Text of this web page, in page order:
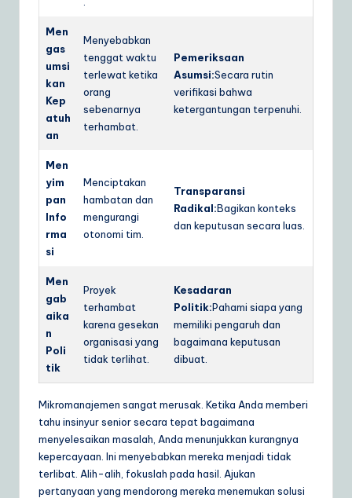
Men
gas
umsi
kan
Kep
atuh
an
Menyebabkan
tenggat waktu
terlewat ketika
orang
sebenarnya
terhambat.
Pemeriksaan
Asumsi:Secara rutin
verifikasi bahwa
ketergantungan terpenuhi.
Men
yim
pan
Info
rma
si
Menciptakan
hambatan dan
mengurangi
otonomi tim.
Transparansi
Radikal:Bagikan konteks
dan keputusan secara luas.
Men
gab
aika
n
Poli
tik
Proyek
terhambat
karena gesekan
organisasi yang
tidak terlihat.
Kesadaran
Politik:Pahami siapa yang
memiliki pengaruh dan
bagaimana keputusan
dibuat.
Mikromanajemen sangat merusak. Ketika Anda memberi
tahu insinyur senior secara tepat bagaimana
menyelesaikan masalah, Anda menunjukkan kurangnya
kepercayaan. Ini menyebabkan mereka menjadi tidak
terlibat. Alih-alih, fokuslah pada hasil. Ajukan
pertanyaan yang mendorong mereka menemukan solusi